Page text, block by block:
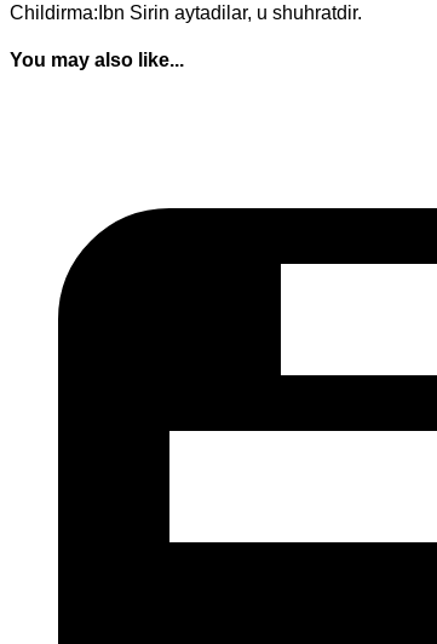
Childirma:Ibn Sirin aytadilar, u shuhratdir.
You may also like...